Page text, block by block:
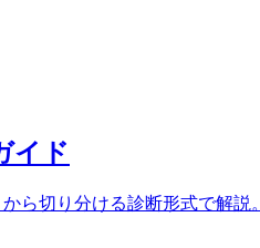
イド
ら切り分ける診断形式で解説